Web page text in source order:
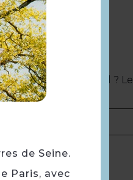
? d'une soupe de dal ? Le
de Seine.
Paris, avec